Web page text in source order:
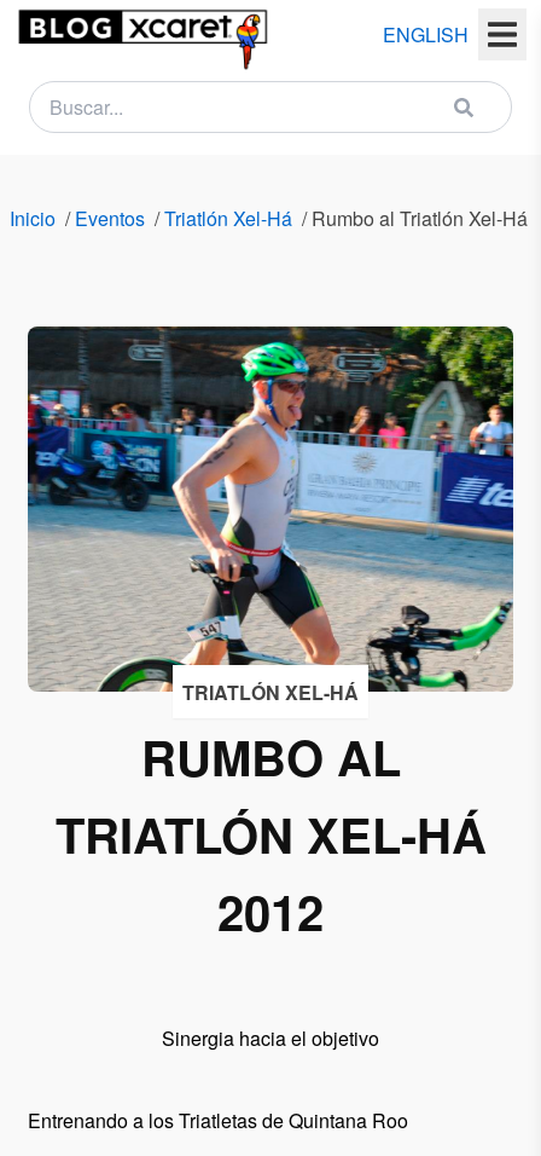
ENGLISH
Inicio /Eventos /Triatlón Xel-Há /Rumbo al Triatlón Xel-Há
TRIATLÓN XEL-HÁ
RUMBO AL
TRIATLÓN XEL-HÁ
2012
Sinergia hacia el objetivo
Entrenando a los Triatletas de Quintana Roo
NEWSLETTER
Nombre
Email
País
Acepto
recibir
correos
de
permiso
para